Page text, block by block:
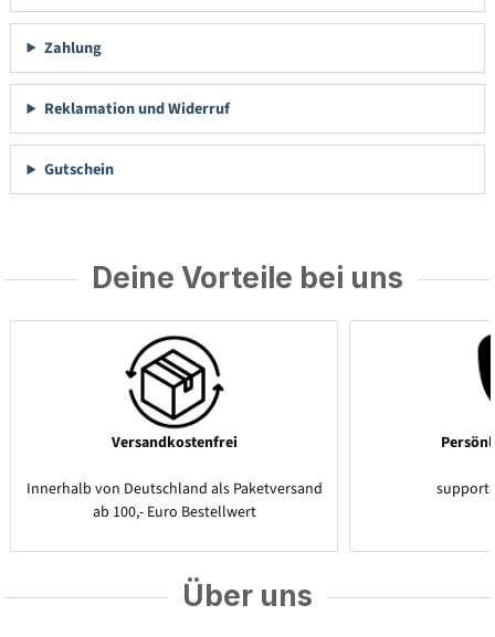
Zahlung
Reklamation und Widerruf
Gutschein
Deine Vorteile bei uns
Versandkostenfrei
Innerhalb von Deutschland als Paketversand
ab 100,- Euro Bestellwert
Über uns